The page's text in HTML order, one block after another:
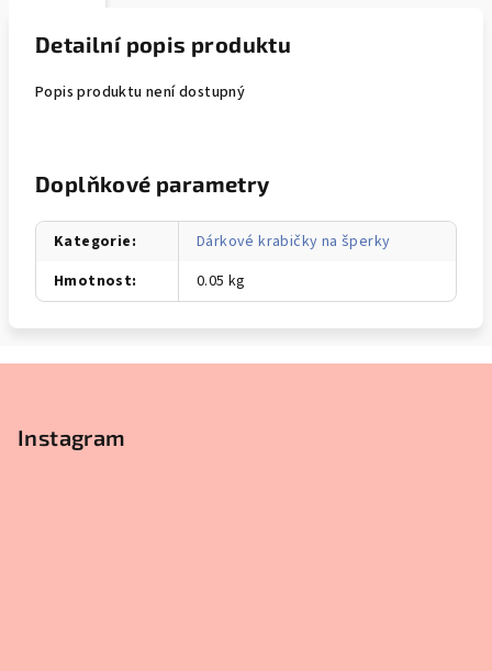
Detailní popis produktu
Popis produktu není dostupný
Doplňkové parametry
Kategorie:
Dárkové krabičky na šperky
Hmotnost: 0.05 kg
Instagram